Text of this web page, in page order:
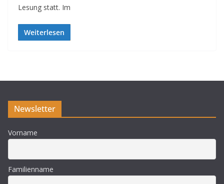
Lesung statt. Im
Weiterlesen
Newsletter
Vorname
Familienname